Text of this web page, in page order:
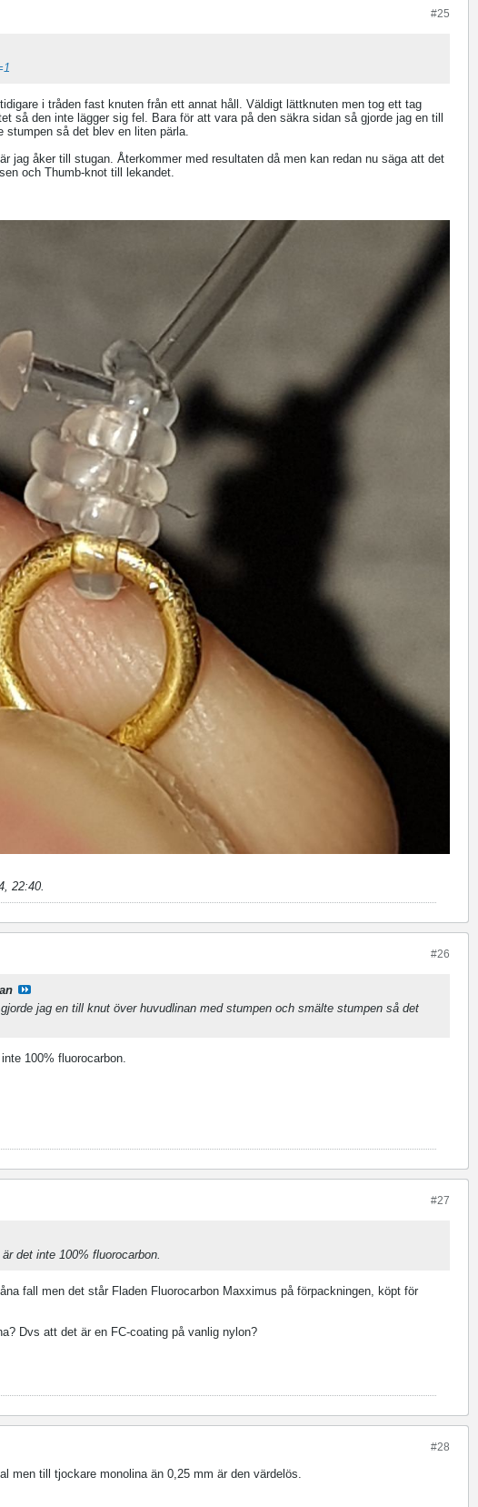
#25
i tråden fast knuten från ett annat håll. Väldigt lättknuten men tog ett tag
så den inte lägger sig fel. Bara för att vara på den säkra sidan så gjorde jag en till
stumpen så det blev en liten pärla.
jag åker till stugan. Återkommer med resultaten då men kan redan nu säga att det
och Thumb-knot till lekandet.
22:40.
#26
jag en till knut över huvudlinan med stumpen och smälte stumpen så det
100% fluorocarbon.
#27
det inte 100% fluorocarbon.
fall men det står Fladen Fluorocarbon Maxximus på förpackningen, köpt för
Dvs att det är en FC-coating på vanlig nylon?
#28
men till tjockare monolina än 0,25 mm är den värdelös.